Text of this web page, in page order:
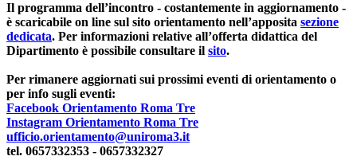
Il programma dell’incontro - costantemente in aggiornamento -
è scaricabile on line sul sito orientamento nell’apposita sezione
dedicata. Per informazioni relative all’offerta didattica del
Dipartimento è possibile consultare il sito.
Per rimanere aggiornati sui prossimi eventi di orientamento o
per info sugli eventi:
Facebook Orientamento Roma Tre
Instagram Orientamento Roma Tre
ufficio.orientamento@uniroma3.it
tel. 0657332353 - 0657332327